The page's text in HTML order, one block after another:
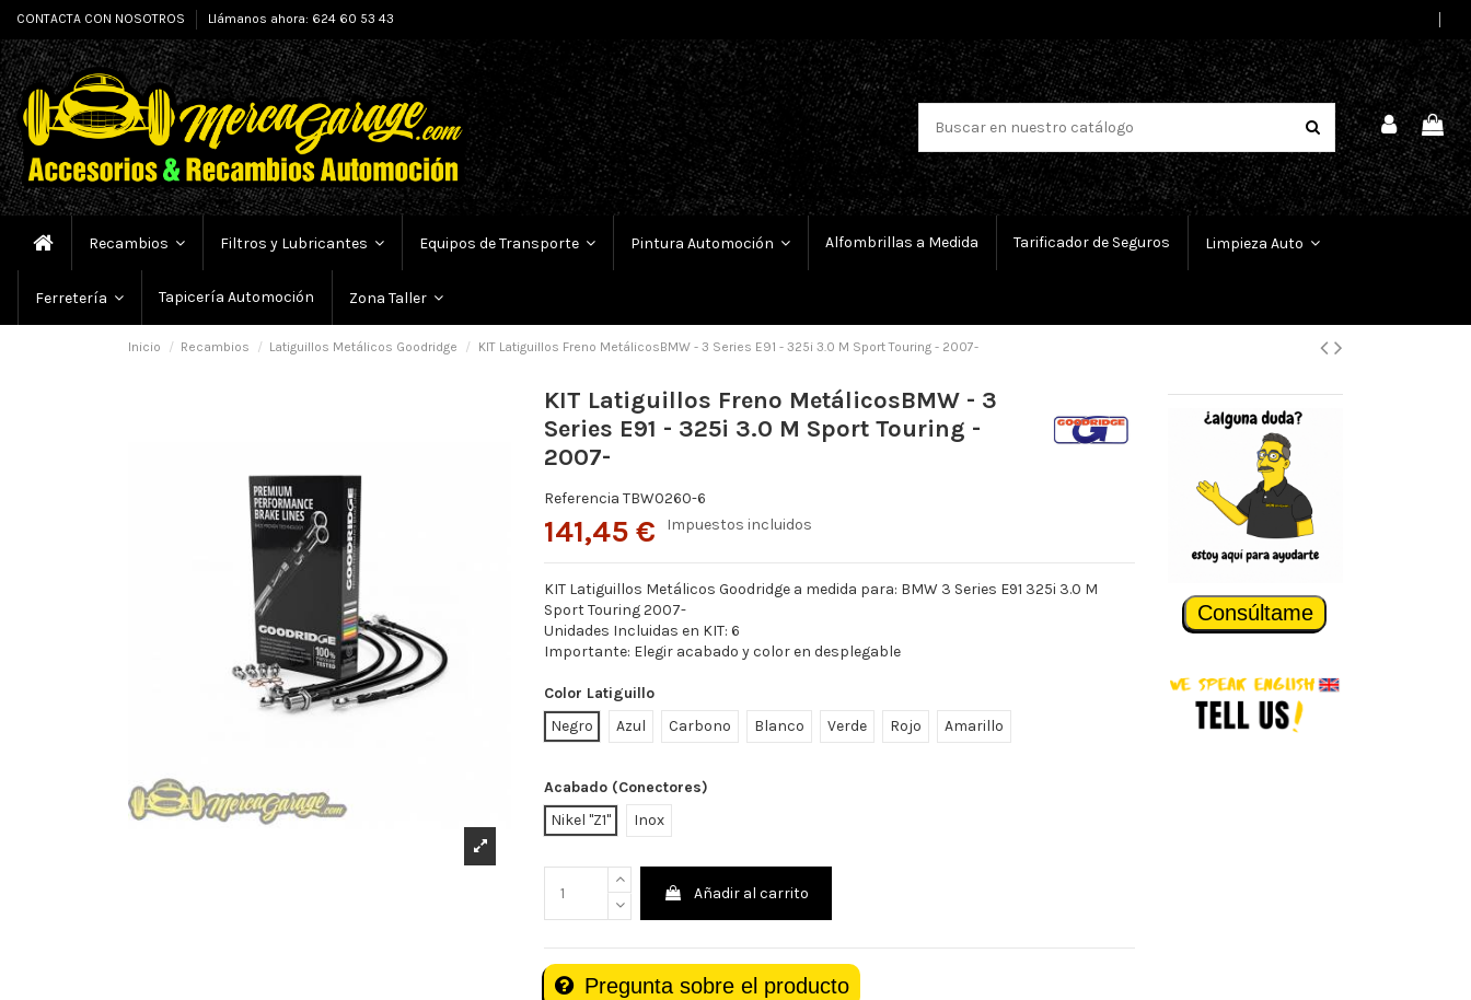
CONTACTA CON NOSOTROS Llámanos ahora: 624 60 53 43
Recambios Filtros y Lubricantes Equipos de Transporte Pintura Automoción Alfombrillas a Medida Tarificador de Seguros Limpieza Auto
Ferretería Tapicería Automoción Zona Taller
Inicio Recambios Latiguillos Metálicos Goodridge KIT Latiguillos Freno MetálicosBMW - 3 Series E91 - 325i 3.0 M Sport Touring - 2007-
KIT Latiguillos Freno MetálicosBMW - 3
Series E91 - 325i 3.0 M Sport Touring -
2007-
Referencia TBW0260-6
141,45 € Impuestos incluidos
KIT Latiguillos Metálicos Goodridge a medida para: BMW 3 Series E91 325i 3.0 M
Sport Touring 2007-
Unidades Incluidas en KIT: 6
Importante: Elegir acabado y color en desplegable
Color Latiguillo
Negro
Azul Carbono Blanco Verde Rojo Amarillo
Acabado (Conectores)
Nikel "Z1"
Inox
Añadir al carrito
Pregunta sobre el producto
Consúltame